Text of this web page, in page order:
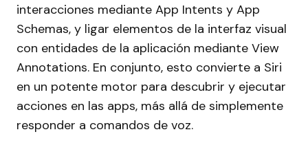
interacciones mediante App Intents y App
Schemas, y ligar elementos de la interfaz visual
con entidades de la aplicación mediante View
Annotations. En conjunto, esto convierte a Siri
en un potente motor para descubrir y ejecutar
acciones en las apps, más allá de simplemente
responder a comandos de voz.